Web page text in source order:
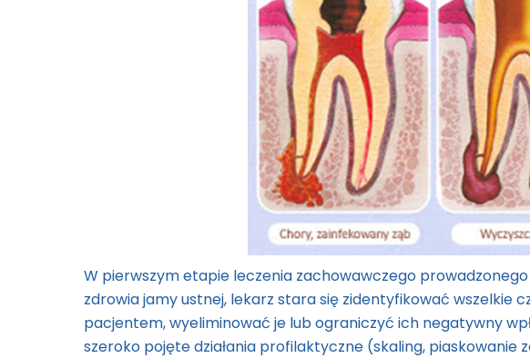
W pierwszym etapie leczenia zachowawczego
zdrowia jamy ustnej, lekarz stara się zidentyfikować wszelkie
pacjentem, wyeliminować je lub ograniczyć ich negatywny
szeroko pojęte działania profilaktyczne (skaling, piaskowanie